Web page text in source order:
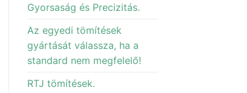
Gyorsaság és Precizitás.
Az egyedi tömítések
gyártását válassza, ha a
standard nem megfelelő!
RTJ tömítések.